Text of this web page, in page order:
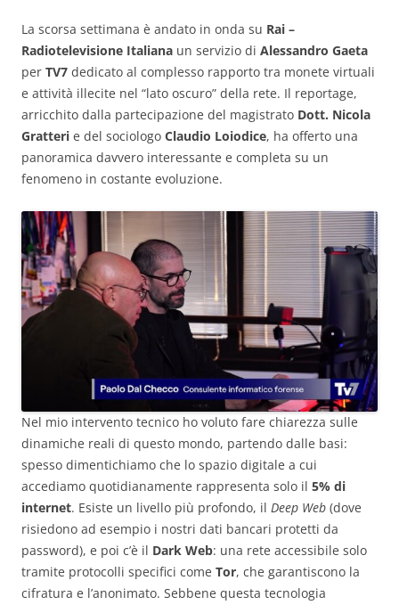
La scorsa settimana è andato in onda su Rai –
Radiotelevisione Italiana un servizio di Alessandro Gaeta
per TV7 dedicato al complesso rapporto tra monete virtuali
e attività illecite nel “lato oscuro” della rete. Il reportage,
arricchito dalla partecipazione del magistrato Dott. Nicola
Gratteri e del sociologo Claudio Loiodice, ha offerto una
panoramica davvero interessante e completa su un
fenomeno in costante evoluzione.
Nel mio intervento tecnico ho voluto fare chiarezza sulle
dinamiche reali di questo mondo, partendo dalle basi:
spesso dimentichiamo che lo spazio digitale a cui
accediamo quotidianamente rappresenta solo il 5% di
internet. Esiste un livello più profondo, il Deep Web (dove
risiedono ad esempio i nostri dati bancari protetti da
password), e poi c’è il Dark Web: una rete accessibile solo
tramite protocolli specifici come Tor, che garantiscono la
cifratura e l’anonimato. Sebbene questa tecnologia